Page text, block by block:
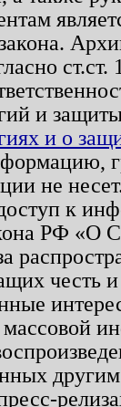
и
и о
не
к
РФ «О
честь
массовой